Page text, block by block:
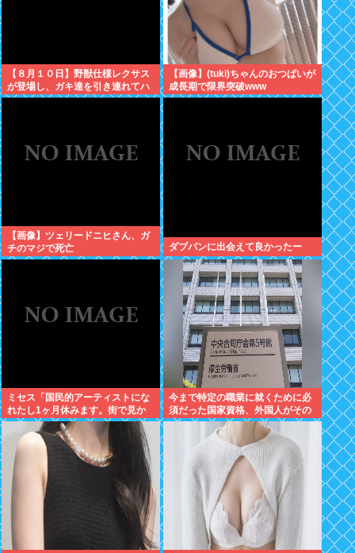
【８月１０日】野獣仕様レクサス
が登場し、ガキ達を引き連れてハ
ーメルンの笛吹き状態となる （※
【画像】(tuki)ちゃんのおつぱいが
成長期で限界突破www
【画像】ツェリードニヒさん、ガ
チのマジで死亡
ダブパンに出会えて良かったー
ミセス「国民的アーティストにな
れたし1ヶ月休みます。街で見か
けても声掛けないでね」
今まで特定の職業に就くために必
須だった国家資格、外国人がその
職に就く場合は不要へと方針切り